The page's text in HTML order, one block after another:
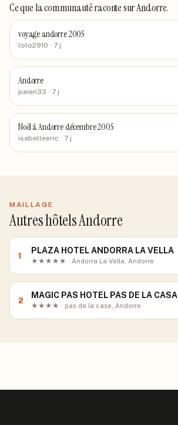
Ce que la communauté racontesur Andorre.
voyage andorre 2005
lolo2910 · 7 j
Andorre
paien33 · 7 j
Noël à Andorre décembre 2005
isabelleeric · 7 j
MAILLAGE
Autres hôtels Andorre
1
PLAZA HOTEL ANDORRA LA VELLA
★★★★★ · Andorra La Vella, Andorre
2
MAGIC PAS HOTEL PAS DE LA CASA
★★★★ · pas de la case, Andorre